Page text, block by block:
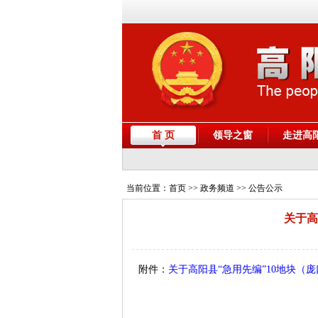
首 页 领导之窗 走进高
当前位置： 首页 >> 政务频道 >> 公告公示
关于
附件： 关于高阳县“急用先编”10地块（